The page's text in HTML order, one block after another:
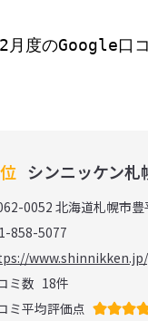
月度のGoogle口
シンニッケン札
0052 北海道札幌市
858-5077
ミ数 18件
ミ平均評価点